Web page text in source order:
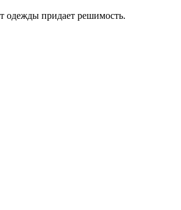
одежды придает решимость.